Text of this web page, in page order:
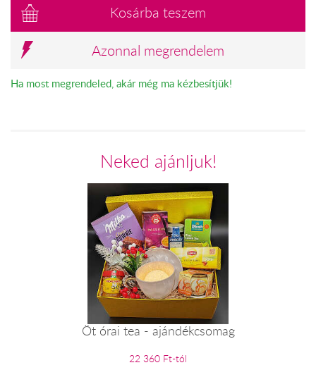
Kosárba teszem
Azonnal megrendelem
Ha most megrendeled, akár még ma kézbesítjük!
Neked ajánljuk!
Öt órai tea - ajándékcsomag
22 360 Ft-tól